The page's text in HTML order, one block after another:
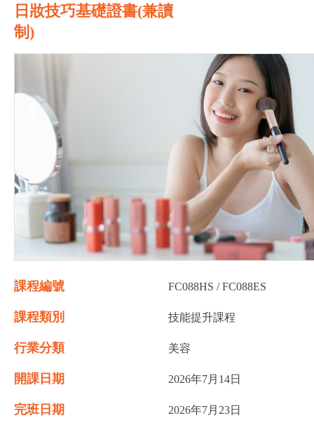
日妝技巧基礎證書(兼讀
制)
課程編號 FC088HS / FC088ES
課程類別 技能提升課程
行業分類 美容
開課日期 2026年7月14日
完班日期 2026年7月23日